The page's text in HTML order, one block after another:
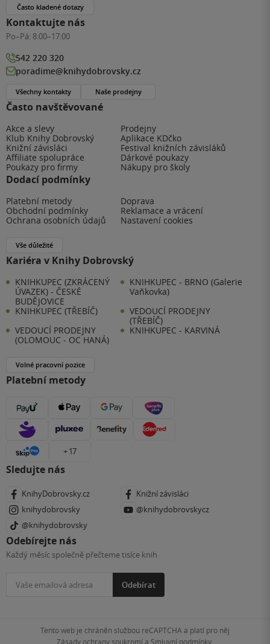
Často navštěvované
Akce a slevy
Prodejny
Klub Knihy Dobrovský
Aplikace KDčko
Knižní závisláci
Festival knižních závisláků
Affiliate spolupráce
Dárkové poukazy
Poukazy pro firmy
Nákupy pro školy
Dodací podmínky
Platební metody
Doprava
Obchodní podmínky
Reklamace a vrácení
Ochrana osobních údajů
Nastavení cookies
Vše důležité
Kariéra v Knihy Dobrovský
KNIHKUPEC (ZKRÁCENÝ
ÚVAZEK) - ČESKÉ
BUDĚJOVICE
KNIHKUPEC - BRNO (Galerie
Vaňkovka)
KNIHKUPEC (TŘEBÍČ)
VEDOUCÍ PRODEJNY
(TŘEBÍČ)
VEDOUCÍ PRODEJNY
(OLOMOUC - OC HANÁ)
KNIHKUPEC - KARVINÁ
Volné pracovní pozice
Platební metody
+ 17
Sledujte nás
KnihyDobrovsky.cz
Knižní závisláci
knihydobrovsky
@knihydobrovskycz
@knihydobrovsky
Odebírejte nás
Každý měsíc společně přečteme tisíce knih
Odebírat
Často kladené dotazy
Kontaktujte nás
Po–Pá: 8:00–17:00
542 220 320
poradime@knihydobrovsky.cz
Všechny kontakty Naše prodejny
Tento web je chráněn službou reCAPTCHA a platí pro něj
Zásady ochrany soukromía Smluvní podmínky